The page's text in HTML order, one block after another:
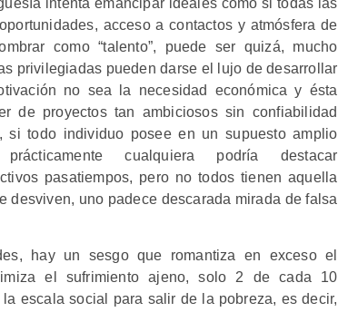
intenta emancipar ideales como si todas las
acceso a contactos y atmósfera de
como “talento”, puede ser quizá, mucho
privilegiadas pueden darse el lujo de desarrollar
no sea la necesidad económica y ésta
de proyectos tan ambiciosos sin confiabilidad
si todo individuo posee en un supuesto amplio
cualquiera podría destacar
pasatiempos, pero no todos tienen aquella
desviven, uno padece descarada mirada de falsa
hay un sesgo que romantiza en exceso el
el sufrimiento ajeno, solo 2 de cada 10
escala social para salir de la pobreza, es decir,